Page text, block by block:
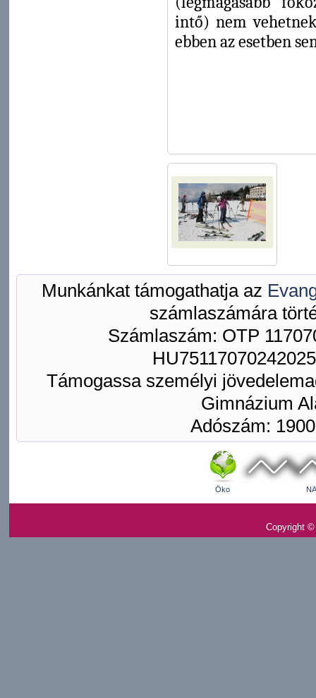
intő) nem
ebben az esetben
Munkánkat támogathatja az
számlaszámára
Számlaszám: OTP
Támogassa személyi
Gimnázium
Adószám:
Öko
Copyright